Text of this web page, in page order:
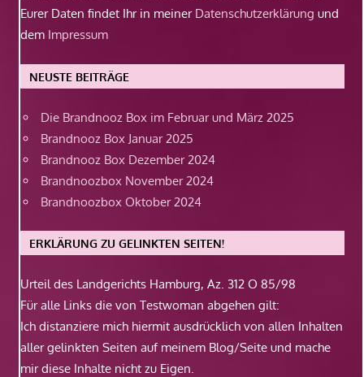
Eurer Daten findet Ihr in meiner Datenschutzerklärung und
dem Impressum
NEUSTE BEITRÄGE
Die Brandnooz Box im Februar und März 2025
Brandnooz Box Januar 2025
Brandnooz Box Dezember 2024
Brandnoozbox November 2024
Brandnoozbox Oktober 2024
ERKLÄRUNG ZU GELINKTEN SEITEN!
Urteil des Landgerichts Hamburg, Az. 312 O 85/98
Für alle Links die von Testwoman abgehen gilt:
Ich distanziere mich hiermit ausdrücklich von allen Inhalten
aller gelinkten Seiten auf meinem Blog/Seite und mache
mir diese Inhalte nicht zu Eigen.